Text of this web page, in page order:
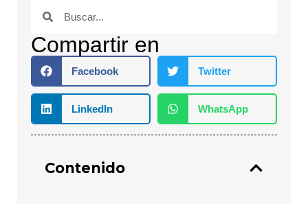
Compartir en
Facebook Twitter
LinkedIn WhatsApp
Contenido